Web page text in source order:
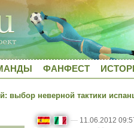
ФАНФЕСТ
выбор неверной тактики
— 11.06.2012